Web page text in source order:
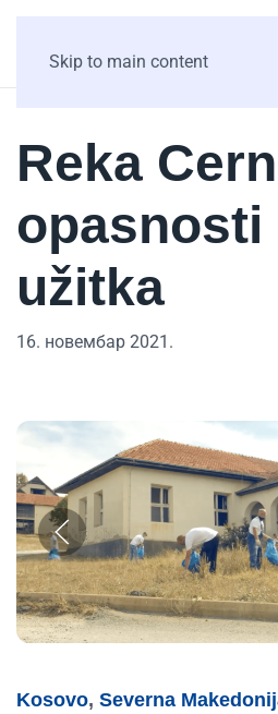
Skip to main content
Reka
opasnosti
užitka
16. новембар 2021.
Kosovo, Severna